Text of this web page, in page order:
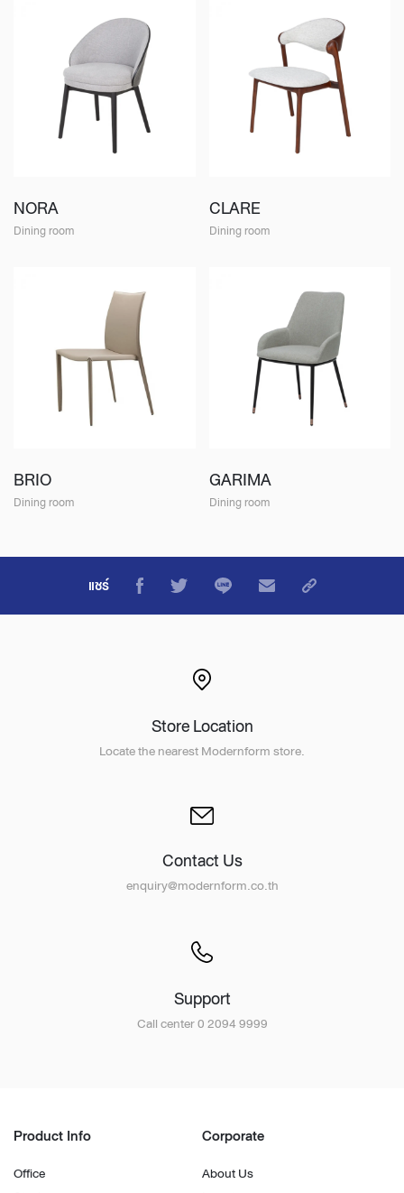
NORA
Dining room
CLARE
Dining room
BRIO
Dining room
GARIMA
Dining room
แชร์
Store Location
Locate the nearest Modernform store.
Contact Us
enquiry@modernform.co.th
Support
Call center 0 2094 9999
Product Info
Office
Corporate
About Us